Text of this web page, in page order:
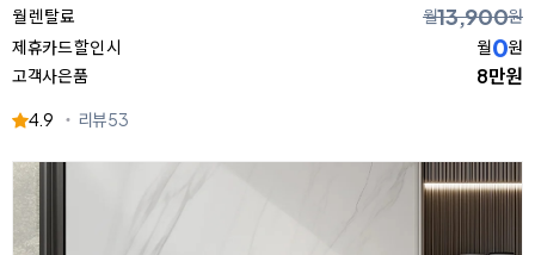
월 렌탈료 월13,900원
제휴카드 할인 시
월0원
고객사은품
8만원
4.9 리뷰53